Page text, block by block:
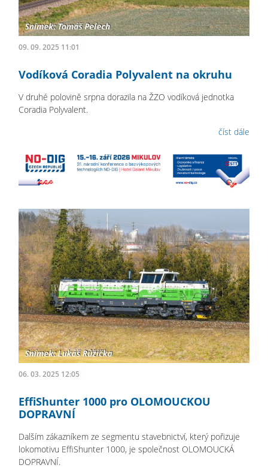
09. 09. 2025 11:01
Vodíková Coradia Polyvalent na okruhu
V druhé polovině srpna dorazila na ŽZO vodíková jednotka
Coradia Polyvalent.
číst dále
06. 03. 2025 12:05
EffiShunter 1000 pro OLOMOUCKOU
DOPRAVNÍ
Dalším zákazníkem ze segmentu stavebnictví, který pořizuje
lokomotivu EffiShunter 1000, je společnost OLOMOUCKÁ
DOPRAVNÍ.